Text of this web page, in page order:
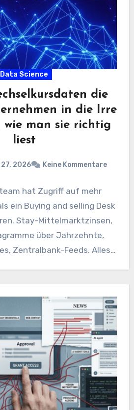
Data Science
die
in die Irre
man sie richtig
liest
2026 Keine Kommentare
hat Zugriff auf mehr
ein Buying and selling Desk
Stay-Mittelmarktzinsen,
über Jahrzehnte,
Zentralbank-Feeds. Alles